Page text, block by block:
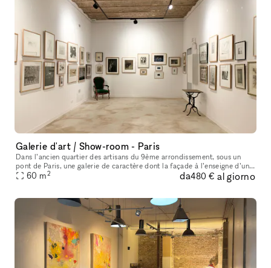
Galerie d'art / Show-room - Paris
Dans l’ancien quartier des artisans du 9ème arrondissement, sous un
pont de Paris, une galerie de caractère dont la façade à l’enseigne d’un
caviste de la fin du 19ème siècle a été restaurée dans le
60 m2 da480 € al giorno